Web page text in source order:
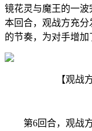
镜花灵与魔王的一波
本回合，观战方充
的节奏，为对手增加
【观战
第6回合，观战